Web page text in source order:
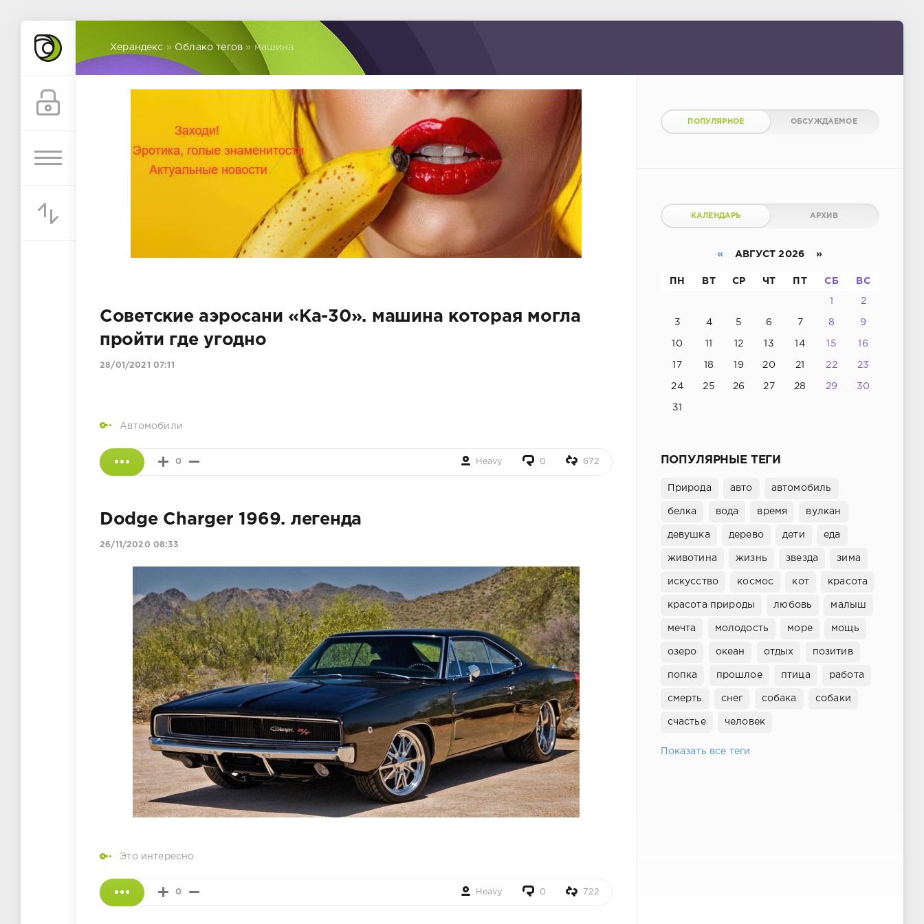
Херандекс » Облако тегов » машина
Советские аэросани «Ка-30». машина которая могла
пройти где угодно
28/01/2021 07:11
Автомобили
0 Heavy 0 672
Dodge Charger 1969. легенда
26/11/2020 08:33
Это интересно
0 Heavy 0 722
ПОПУЛЯРНОЕ ОБСУЖДАЕМОЕ
КАЛЕНДАРЬ АРХИВ
« АВГУСТ 2026 »
ПН ВТ СР ЧТ ПТ СБ ВС
1 2
3 4 5 6 7 8 9
10 11 12 13 14 15 16
17 18 19 20 21 22 23
24 25 26 27 28 29 30
31
ПОПУЛЯРНЫЕ ТЕГИ
Природа авто автомобиль
белка вода время вулкан
девушка дерево дети еда
животина жизнь звезда зима
искусство космос кот красота
красота природы любовь малыш
мечта молодость море мощь
озеро океан отдых позитив
попка прошлое птица работа
смерть снег собака собаки
счастье человек
Показать все теги